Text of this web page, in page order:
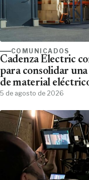
COMUNICADOS
Cadenza Electric
para consolidar
de material
5 de agosto de 2026